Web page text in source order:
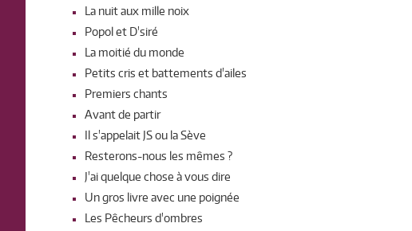
La nuit aux mille noix
Popol et D'siré
La moitié du monde
Petits cris et battements d'ailes
Premiers chants
Avant de partir
Il s'appelait JS ou la Sève
Resterons-nous les mêmes ?
J'ai quelque chose à vous dire
Un gros livre avec une poignée
Les Pêcheurs d'ombres